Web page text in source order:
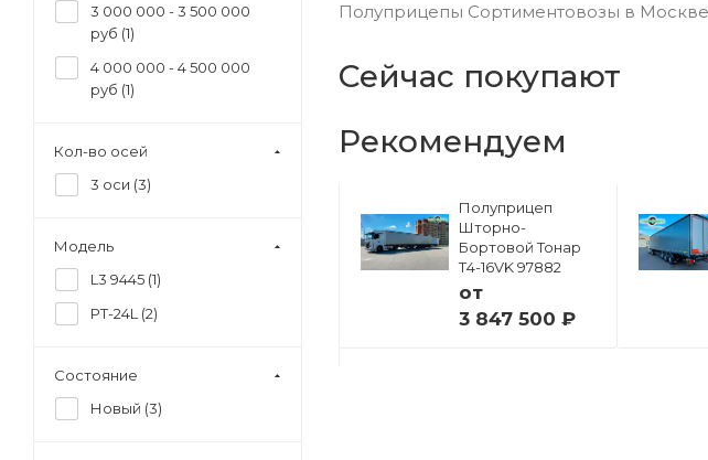
Полуприцепы Сортиментовозы в
Сейчас покупают
Рекомендуем
Тонар R4-16V (41
Полуприцеп
Шторно-
Бортовой Тонар
Т4-16VK 97882
от
3 847 500 ₽
3 000 000 - 3 500 000
руб (1)
4 000 000 - 4 500 000
руб (1)
Кол-во осей
3 оси (3)
Модель
L3 9445 (1)
PT-24L (2)
Состояние
Новый (3)